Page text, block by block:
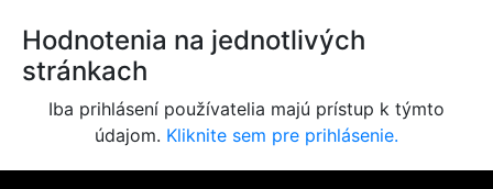
Hodnotenia na jednotlivých
stránkach
Iba prihlásení používatelia majú prístup k týmto
údajom. Kliknite sem pre prihlásenie.